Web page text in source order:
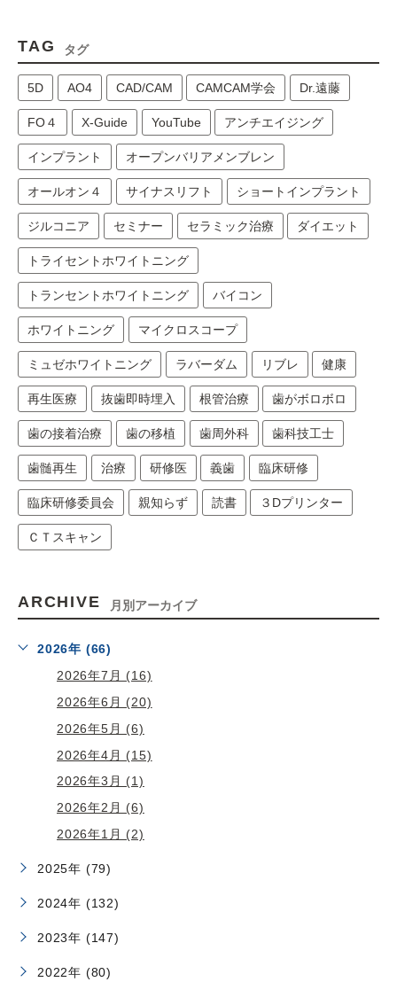
TAG タグ
5D AO4 CAD/CAM CAMCAM学会 Dr.遠藤
FO４ X-Guide YouTube アンチエイジング
インプラント オープンバリアメンブレン
オールオン４ サイナスリフト ショートインプラント
ジルコニア セミナー セラミック治療 ダイエット
トライセントホワイトニング
トランセントホワイトニング バイコン
ホワイトニング マイクロスコープ
ミュゼホワイトニング ラバーダム リブレ 健康
再生医療 抜歯即時埋入 根管治療 歯がボロボロ
歯の接着治療 歯の移植 歯周外科 歯科技工士
歯髄再生 治療 研修医 義歯 臨床研修
臨床研修委員会 親知らず 読書 ３Dプリンター
ＣＴスキャン
ARCHIVE 月別アーカイブ
2026年 (66)
2026年7月 (16)
2026年6月 (20)
2026年5月 (6)
2026年4月 (15)
2026年3月 (1)
2026年2月 (6)
2026年1月 (2)
2025年 (79)
2024年 (132)
2023年 (147)
2022年 (80)